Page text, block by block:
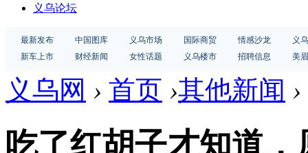
义乌论坛
最新发布 中国图库 义乌市场 国际商贸 情感沙龙
义
新车上市
财经新闻 女性话题 义乌楼市 招聘信息 美
义乌网 › 首页 ›其他新闻 ›
吃了红胡子才知道